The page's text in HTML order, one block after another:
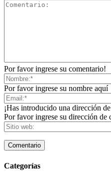
Por favor ingrese su comentario!
Por favor ingrese su nombre aquí
¡Has introducido una dirección
Por favor ingrese su dirección de
Categorías